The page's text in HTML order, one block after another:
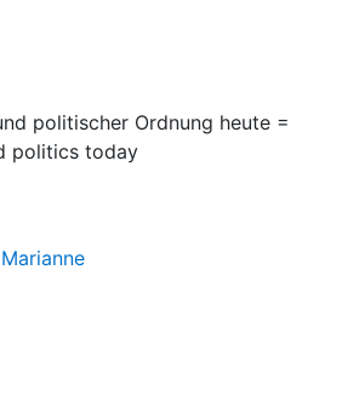
politischer Ordnung heute =
politics today